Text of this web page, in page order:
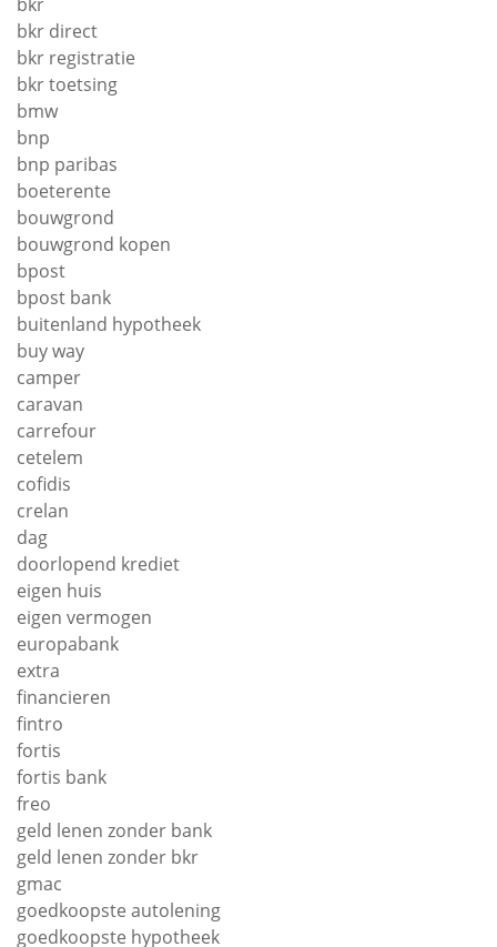
bkr direct
bkr registratie
bkr toetsing
bmw
bnp
bnp paribas
boeterente
bouwgrond
bouwgrond kopen
bpost
bpost bank
buitenland hypotheek
buy way
camper
caravan
carrefour
cetelem
cofidis
crelan
dag
doorlopend krediet
eigen huis
eigen vermogen
europabank
extra
financieren
fintro
fortis
fortis bank
freo
geld lenen zonder bank
geld lenen zonder bkr
gmac
goedkoopste autolening
goedkoopste hypotheek